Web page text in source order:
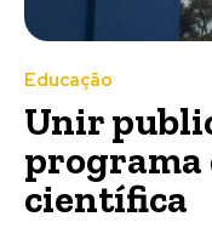
Educação
Unir
programa
científica